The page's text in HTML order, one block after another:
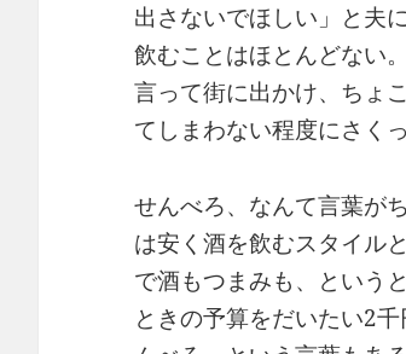
出さないでほしい」と夫
飲むことはほとんどない
言って街に出かけ、ちょ
てしまわない程度にさく
せんべろ、なんて言葉が
は安く酒を飲むスタイル
で酒もつまみも、という
ときの予算をだいたい2